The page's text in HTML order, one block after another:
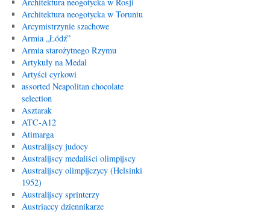
Architektura neogotycka w Toruniu
Arcymistrzynie szachowe
Armia „Łódź”
Armia starożytnego Rzymu
Artykuły na Medal
Artyści cyrkowi
assorted Neapolitan chocolate
selection
Asztarak
ATC-A12
Atimarga
Australijscy judocy
Australijscy medaliści olimpijscy
Australijscy olimpijczycy (Helsinki
1952)
Australijscy sprinterzy
Austriaccy dziennikarze